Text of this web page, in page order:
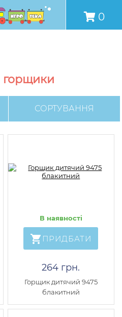
0
горщики
СОРТУВАННЯ
В наявності
ПРИДБАТИ
264 грн.
Горщик дитячий 9475
блакитний